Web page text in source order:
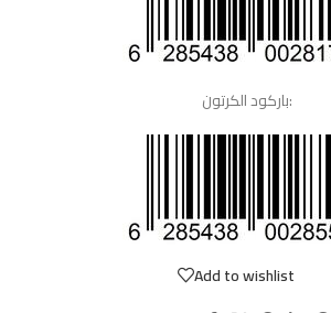
باركود الكرتون:
Add to wishlist